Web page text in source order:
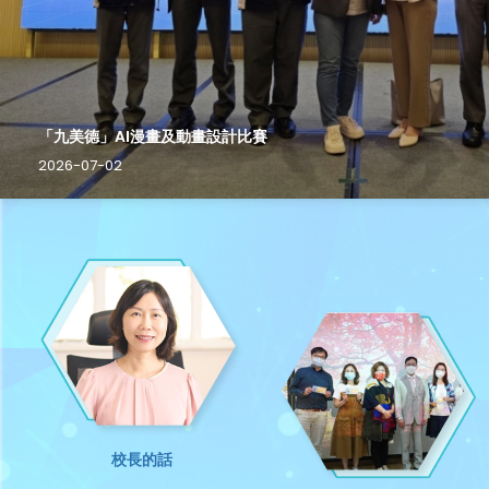
「九美德」AI漫畫及動畫設計比賽
2026-07-02
校長的話